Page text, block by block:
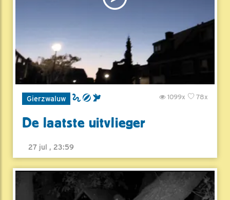
Gierzwaluw 78x
1099x
De laatste uitvlieger
27 jul , 23:59